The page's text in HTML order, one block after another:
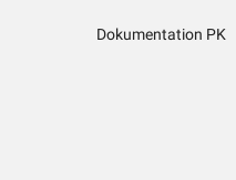
Dokumentation PK